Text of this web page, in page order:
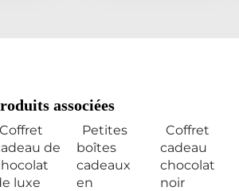
associées
Coffret
de
luxe
Petites
boîtes
cadeaux
en
Coffret
cadeau
chocolat
noir